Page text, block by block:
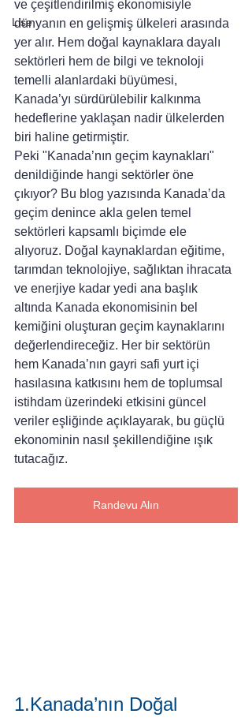
Lise
ve çeşitlendirilmiş ekonomisiyle
dünyanın en gelişmiş ülkeleri arasında
yer alır. Hem doğal kaynaklara dayalı
sektörleri hem de bilgi ve teknoloji
temelli alanlardaki büyümesi,
Kanada’yı sürdürülebilir kalkınma
hedeflerine yaklaşan nadir ülkelerden
biri haline getirmiştir.
Peki "Kanada’nın geçim kaynakları"
denildiğinde hangi sektörler öne
çıkıyor? Bu blog yazısında Kanada’da
geçim denince akla gelen temel
sektörleri kapsamlı biçimde ele
alıyoruz. Doğal kaynaklardan eğitime,
tarımdan teknolojiye, sağlıktan ihracata
ve enerjiye kadar yedi ana başlık
altında Kanada ekonomisinin bel
kemiğini oluşturan geçim kaynaklarını
değerlendireceğiz. Her bir sektörün
hem Kanada’nın gayri safi yurt içi
hasılasına katkısını hem de toplumsal
istihdam üzerindeki etkisini güncel
veriler eşliğinde açıklayarak, bu güçlü
ekonominin nasıl şekillendiğine ışık
tutacağız.
Randevu Alın
1.Kanada’nın Doğal